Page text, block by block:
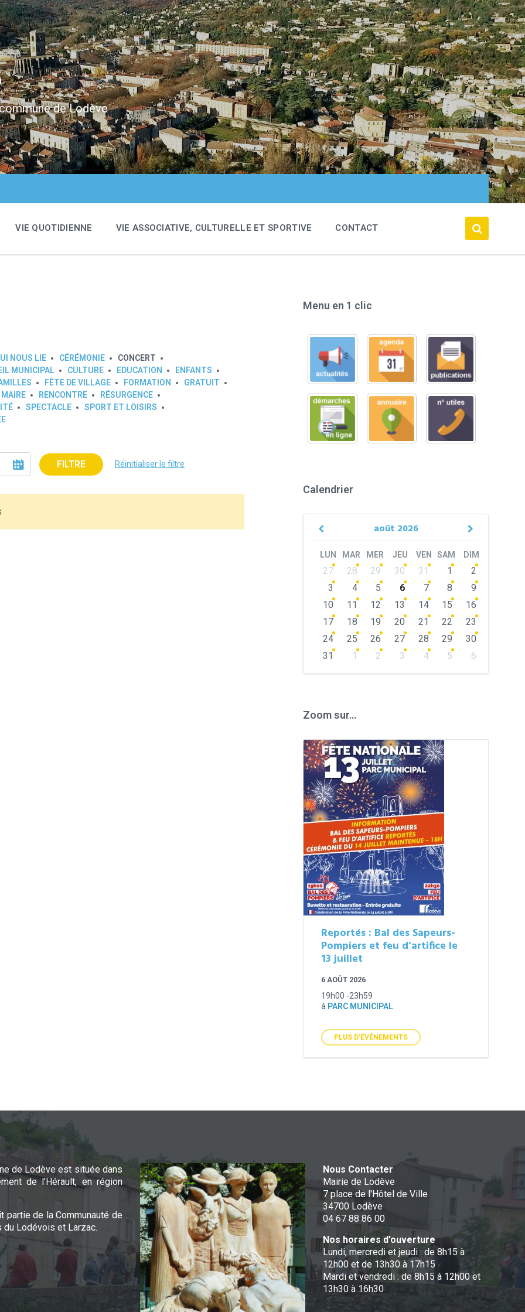
de Lodève
VIE QUOTIDIENNE VIE ASSOCIATIVE, CULTURELLE ET SPORTIVE CONTACT
NOUS LIE CÉRÉMONIE
CONCERT
MUNICIPAL CULTURE EDUCATION
ENFANTS
FÊTE DE VILLAGE FORMATION
GRATUIT
MAIRE RENCONTRE
RÉSURGENCE
SPECTACLE
SPORT ET LOISIRS
FILTRE Réinitialiser le filtre
Menu en 1 clic
Calendrier
août 2026
Previous
Next
LUN MAR MER JEU VEN SAM DIM
Skip
calendar
days
27 28 29 30 31 1
2
3
4 5 6 7 8
9
10
11 12 13 14 15
16
17
18 19 20 21 22
23
24
25 26 27 28 29
30
31
1 2 3 4 5
6
Zoom sur…
Reportés : Bal des Sapeurs-
Pompiers et feu d’artifice le
13 juillet
6 AOÛT 2026
19h00 -23h59
à PARC MUNICIPAL
PLUS D'ÉVÉNEMENTS
de Lodève est située dans
de l'Hérault, en région
partie de la Communauté de
du Lodévois et Larzac.
Nous Contacter
Mairie de Lodève
7 place de l'Hôtel de Ville
34700 Lodève
04 67 88 86 00
Nos horaires d’ouverture
Lundi, mercredi et jeudi : de 8h15 à
12h00 et de 13h30 à 17h15
Mardi et vendredi : de 8h15 à 12h00 et
13h30 à 16h30